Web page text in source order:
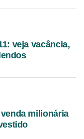
veja vacância,
milionária